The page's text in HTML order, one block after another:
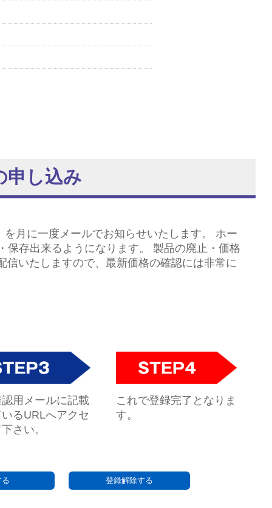
申し込み
月に一度メールでお知らせいたします。 ホー
保存出来るようになります。 製品の廃止・価格
いたしますので、最新価格の確認には非常に
用メールに記載
るURLへアクセ
さい。
これで登録完了となりま
す。